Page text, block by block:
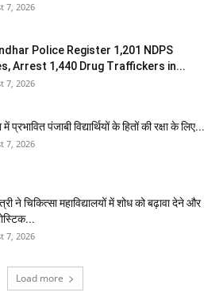
7, 2026
Police Register 1,201 NDPS
Arrest 1,440 Drug Traffickers in...
7, 2026
प्रभावित पंजाबी विद्यार्थियों के हितों की रक्षा के लिए...
7, 2026
ने चिकित्सा महाविद्यालयों में शोध को बढ़ावा देने और
7, 2026
Load more